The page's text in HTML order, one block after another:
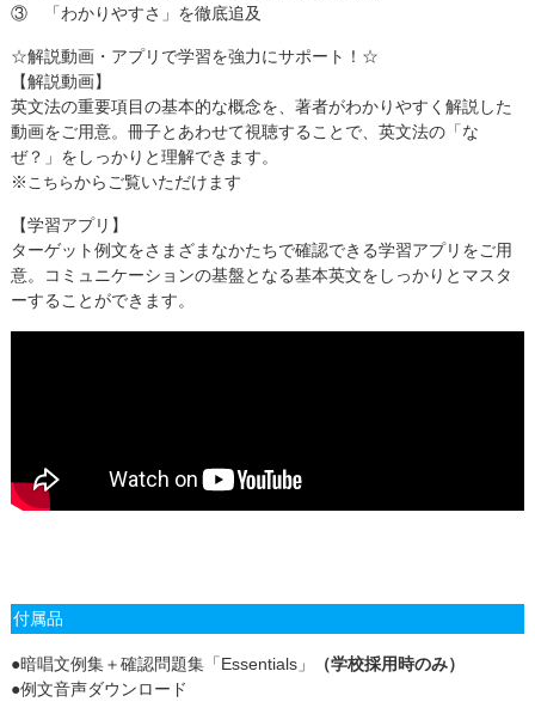
③ 「わかりやすさ」を徹底追及
☆解説動画・アプリで学習を強力にサポート！☆
【解説動画】
英文法の重要項目の基本的な概念を、著者がわかりやすく解説した
動画をご用意。冊子とあわせて視聴することで、英文法の「な
ぜ？」をしっかりと理解できます。
※ こちらからご覧いただけます
【学習アプリ】
ターゲット例文をさまざまなかたちで確認できる学習アプリをご用
意。コミュニケーションの基盤となる基本英文をしっかりとマスタ
ーすることができます。
付属品
●暗唱文例集＋確認問題集「Essentials」
（学校採用時のみ）
●例文音声ダウンロード